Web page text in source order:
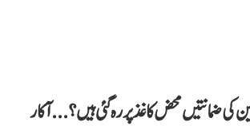
کی ضمانتیں محض کاغذ پر رہ گئی ہیں؟...آکار